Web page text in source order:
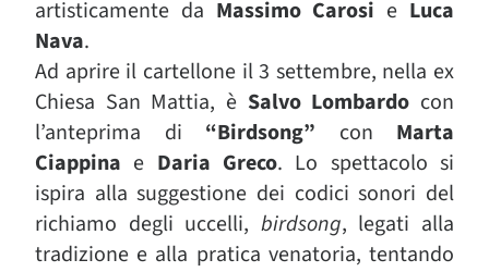
artisticamente da Massimo Carosi e Luca
Nava.
Ad aprire il cartellone il 3 settembre, nella ex
Chiesa San Mattia, è Salvo Lombardo con
l’anteprima di “Birdsong” con Marta
Ciappina e Daria Greco. Lo spettacolo si
ispira alla suggestione dei codici sonori del
richiamo degli uccelli, birdsong, legati alla
tradizione e alla pratica venatoria, tentando